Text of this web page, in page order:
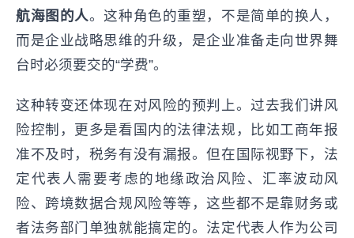
航海图的人。这种角色的重塑，不是简单的换人，
而是企业战略思维的升级，是企业准备走向世界舞
台时必须要交的“学费”。
这种转变还体现在对风险的预判上。过去我们讲风
险控制，更多是看国内的法律法规，比如工商年报
准不及时，税务有没有漏报。但在国际视野下，法
定代表人需要考虑的地缘政治风险、汇率波动风
险、跨境数据合规风险等等，这些都不是靠财务或
者法务部门单独就能搞定的。法定代表人作为公司